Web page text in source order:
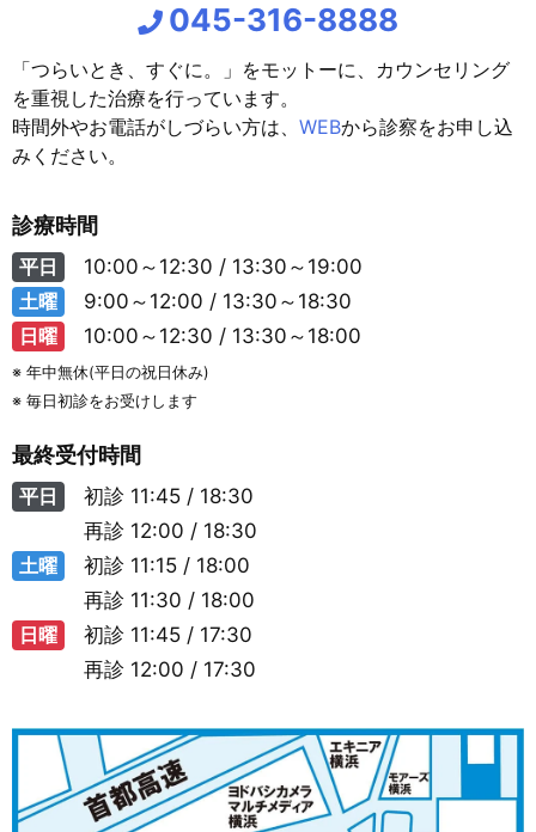
045-316-8888
「つらいとき、すぐに。」をモットーに、カウンセリング
を重視した治療を行っています。
時間外やお電話がしづらい方は、 WEBから診察をお申し込
みください。
診療時間
平日
10:00～12:30 / 13:30～19:00
土曜
9:00～12:00 / 13:30～18:30
日曜
10:00～12:30 / 13:30～18:00
※ 年中無休(平日の祝日休み)
※ 毎日初診をお受けします
最終受付時間
平日 初診 11:45 / 18:30
再診 12:00 / 18:30
土曜
初診 11:15 / 18:00
再診 11:30 / 18:00
日曜
初診 11:45 / 17:30
再診 12:00 / 17:30